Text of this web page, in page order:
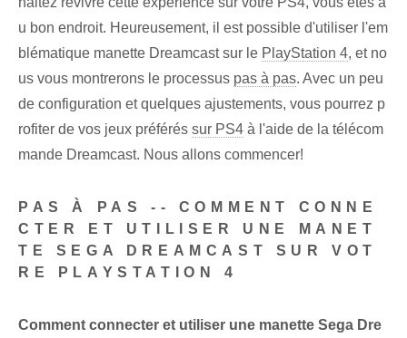
u bon endroit. Heureusement, il est possible d'utiliser l'em
blématique manette Dreamcast sur le PlayStation 4, et no
us vous montrerons le processus pas à pas. Avec un peu
de configuration et quelques ajustements, vous pourrez p
rofiter de vos jeux préférés sur PS4 à l'aide de la télécom
mande Dreamcast. Nous allons commencer!
PAS À PAS -- COMMENT CONNE
CTER ET UTILISER UNE MANET
TE SEGA DREAMCAST SUR VOT
RE PLAYSTATION 4
Comment connecter et utiliser une manette Sega Dre